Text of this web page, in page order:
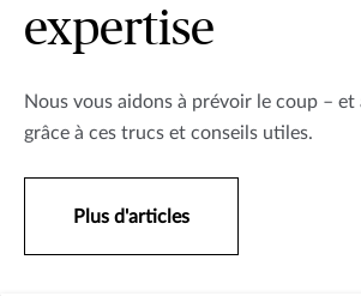
expertise
Nous vous aidons à prévoir le coup –
grâce à ces trucs et conseils utiles.
Plus d'articles